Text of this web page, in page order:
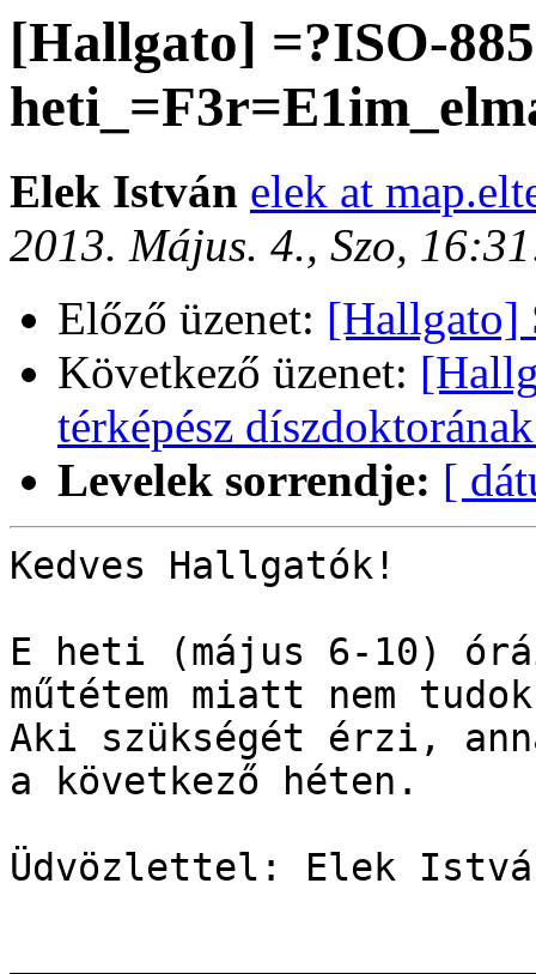
[Hallgato] =?ISO-
Elek István elek at
2013. Május. 4., Szo,
Előző üzenet: [Hallgato]
Következő üzenet:
térképész
Levelek sorrendje: [
Kedves Hallgatók!
E heti (május 6-10)
műtétem miatt nem
Aki szükségét érzi,
a következő héten.
Üdvözlettel: Elek